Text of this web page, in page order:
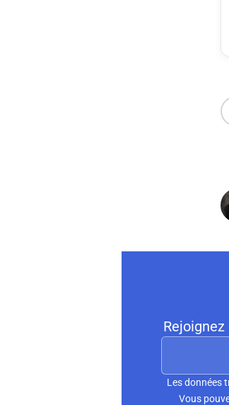
Les données
Vous